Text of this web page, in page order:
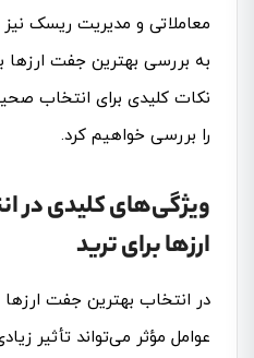
معاملاتی و مدیریت ریسک نیز
به بررسی بهترین جفت ارزها
نکات کلیدی برای انتخاب
را بررسی خواهیم کرد.
ویژگی‌های کلیدی در
ارزها برای ترید
در انتخاب بهترین جفت ارزها
عوامل مؤثر می‌تواند تأثیر